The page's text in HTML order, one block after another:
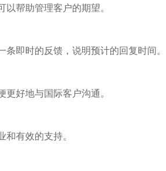
帮助管理客户的期望。
即时的反馈，说明预计的回复时间。
好地与国际客户沟通。
有效的支持。